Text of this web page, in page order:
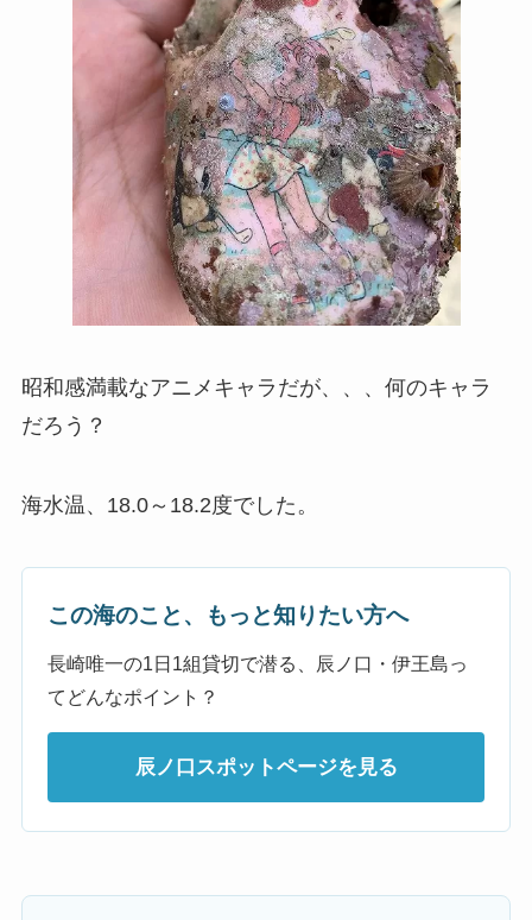
昭和感満載なアニメキャラだが、、、何のキャラ
だろう？
海水温、18.0～18.2度でした。
この海のこと、もっと知りたい方へ
長崎唯一の1日1組貸切で潜る、辰ノ口・伊王島っ
てどんなポイント？
辰ノ口スポットページを見る